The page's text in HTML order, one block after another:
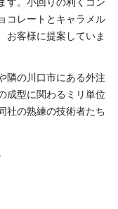
コレートとキャラメル
お客様に提案していま
隣の川口市にある外注
成型に関わるミリ単位
社の熟練の技術者たち